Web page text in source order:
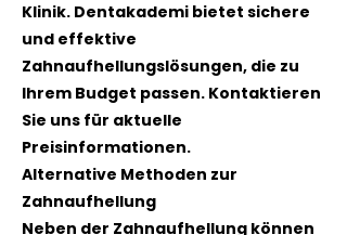
Klinik. Dentakademi bietet sichere
und effektive
Zahnaufhellungslösungen, die zu
Ihrem Budget passen. Kontaktieren
Sie uns für aktuelle
Preisinformationen.
Alternative Methoden zur
Zahnaufhellung
Neben der Zahnaufhellung können